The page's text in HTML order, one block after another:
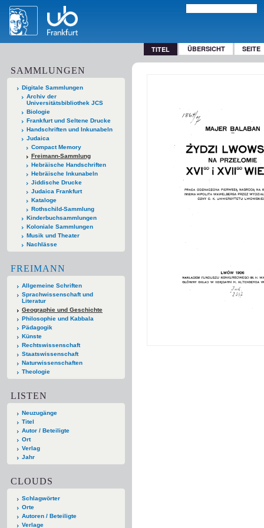
TITEL ÜBERSICHT SEITE
SAMMLUNGEN
Digitale Sammlungen
Archiv der
Universitätsbibliothek JCS
Biologie
Frankfurt und Seltene Drucke
Handschriften und Inkunabeln
Judaica
Compact Memory
Freimann-Sammlung
Hebräische Handschriften
Hebräische Inkunabeln
Jiddische Drucke
Judaica Frankfurt
Kataloge
Rothschild-Sammlung
Kinderbuchsammlungen
Koloniale Sammlungen
Musik und Theater
Nachlässe
FREIMANN
Allgemeine Schriften
Sprachwissenschaft und
Literatur
Geographie und Geschichte
Philosophie und Kabbala
Pädagogik
Künste
Rechtswissenschaft
Staatswissenschaft
Naturwissenschaften
Theologie
LISTEN
Neuzugänge
Titel
Autor / Beteiligte
Ort
Verlag
Jahr
CLOUDS
Schlagwörter
Orte
Autoren / Beteiligte
Verlage